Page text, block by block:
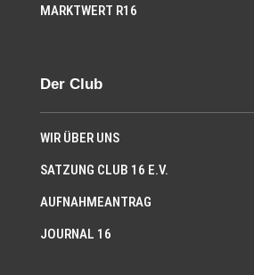
MARKTWERT R16
Der Club
WIR ÜBER UNS
SATZUNG CLUB 16 E.V.
AUFNAHMEANTRAG
JOURNAL 16